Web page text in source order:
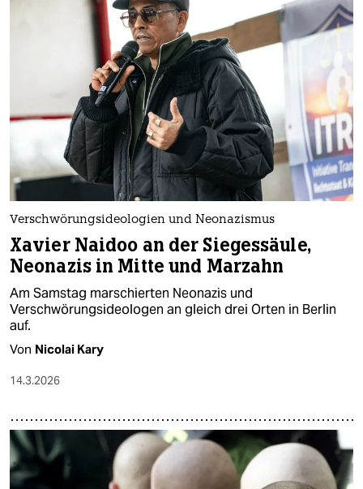
genossenschaft
Verschwörungsideologien und Neonazismus
Xavier Naidoo an der Siegessäule,
Neonazis in Mitte und Marzahn
Am Samstag marschierten Neonazis und
Verschwörungsideologen an gleich drei Orten in Berlin
auf.
Von Nicolai Kary
14.3.2026